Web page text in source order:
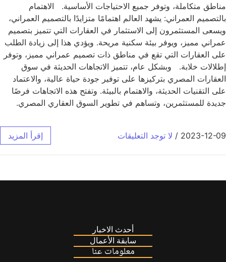
مناطق متكاملة، وتوفر جميع الاحتياجات الأساسية. الاهتمام
بالتصميم العمراني: يشهد العالم اهتمامًا متزايدًا بالتصميم العمراني،
ويسعى المستثمرون إلى الاستثمار في العقارات التي تتميز بتصميم
عمراني مميز، ويوفر بيئة سكنية مريحة. ويؤدي هذا إلى زيادة الطلب
على العقارات التي تقع في مناطق ذات تصميم عمراني مميز، وتوفر
إطلالات خلابة. وبشكل عام، تتميز الاتجاهات الحديثة في سوق
العقارات المصري بتركيزها على توفير جودة حياة عالية، والاعتماد
على التقنيات الحديثة، والاهتمام بالبيئة. وتفتح هذه الاتجاهات فرصًا
جديدة للمستثمرين، وتساهم في تطوير السوق العقاري المصري.
2023-12-09
/ لا توجد التعليقات إقرأ المزيد
أحدث الاخبار
سابقة الأعمال
معلومات عنا